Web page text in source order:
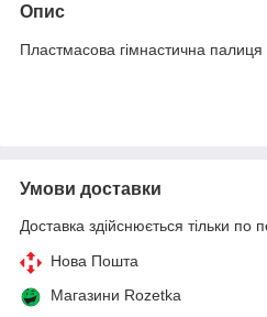
Опис
Пластмасова гімнастична палиця
Умови доставки
Доставка здійснюється тільки по
Нова Пошта
Магазини Rozetka